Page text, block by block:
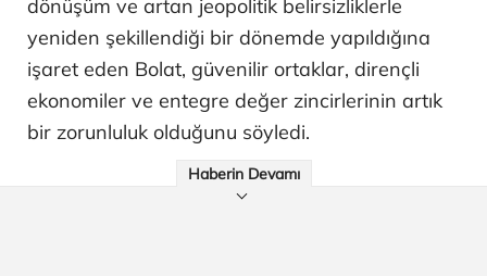
dönüşüm ve artan jeopolitik belirsizliklerle
yeniden şekillendiği bir dönemde yapıldığına
işaret eden Bolat, güvenilir ortaklar, dirençli
ekonomiler ve entegre değer zincirlerinin artık
bir zorunluluk olduğunu söyledi.
Haberin Devamı